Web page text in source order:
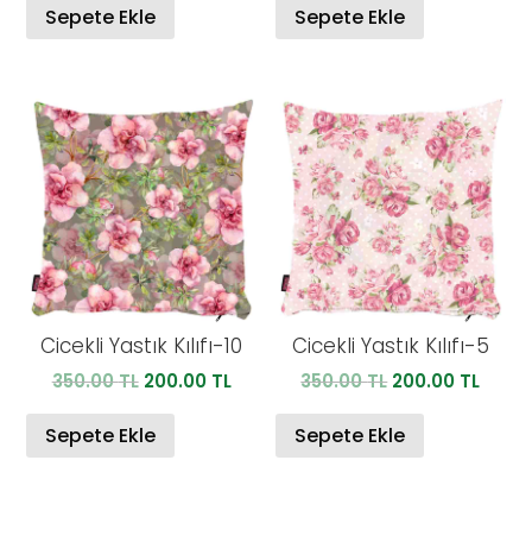
350.00 TL.
200.00 TL.
Sepete Ekle
350.00 TL.
Sepete Ekle
Cicekli Yastık Kılıfı-10
350.00TL Orijinal
350.00 TL.
200.00 TLŞu
200.00 TL.
Sepete Ekle
Cicekli Yastık Kılıfı-5
350.00TL Orijinal
350.00 TL.
200.00 TLŞu
Sepete Ekle